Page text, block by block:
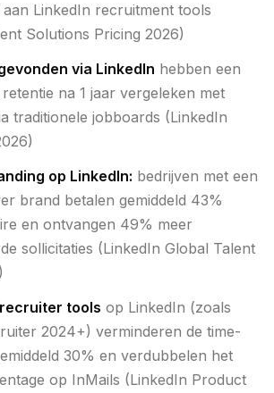
LinkedIn recruitment tools
Solutions Pricing 2026)
via LinkedIn hebben een
na 1 jaar vergeleken met
traditionele jobboards (LinkedIn
op LinkedIn: bedrijven met een
brand betalen gemiddeld 43%
en ontvangen 49% meer
sollicitaties (LinkedIn Global Talent
tools op LinkedIn (zoals
2024+) verminderen de time-
30% en verdubbelen het
op InMails (LinkedIn Product